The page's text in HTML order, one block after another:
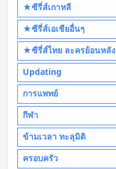
★ซีรี่ส์เกาหลี
★ซีรี่ส์เอเชียอื่นๆ
★ซีรี่ส์ไทย ละครย้อนหลัง
Updating
การแพทย์
กีฬา
ข้ามเวลา ทะลุมิติ
ครอบครัว